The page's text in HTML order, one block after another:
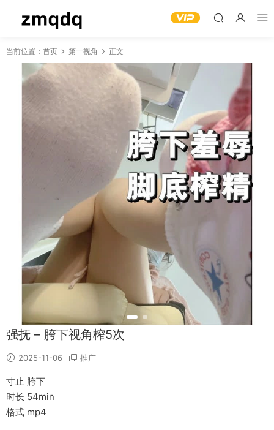
当前位置： 首页 第一视角 正文
强抚 – 胯下视角榨5次
2025-11-06 推广
寸止 胯下
时长 54min
格式 mp4